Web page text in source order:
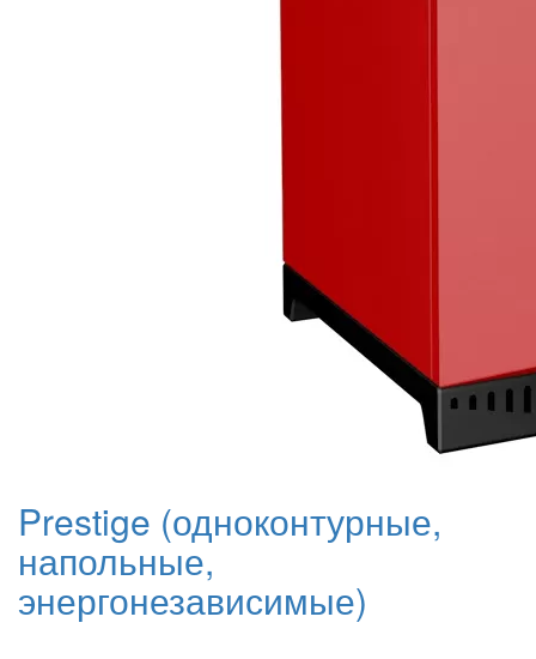
Prestige (одноконтурные,
напольные,
энергонезависимые)